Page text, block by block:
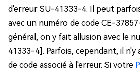
d'erreur SU-41333-4. Il peut
avec un numéro de code CE-
général, on y fait allusion avec le
41333-4]. Parfois, cependant, il n'y
de code associé à l'erreur. Si votre